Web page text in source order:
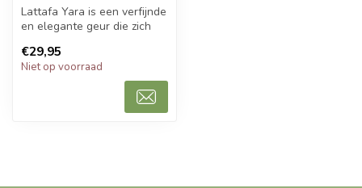
Lattafa Yara is een verfijnde
en elegante geur die zich
€29,95
Niet op voorraad